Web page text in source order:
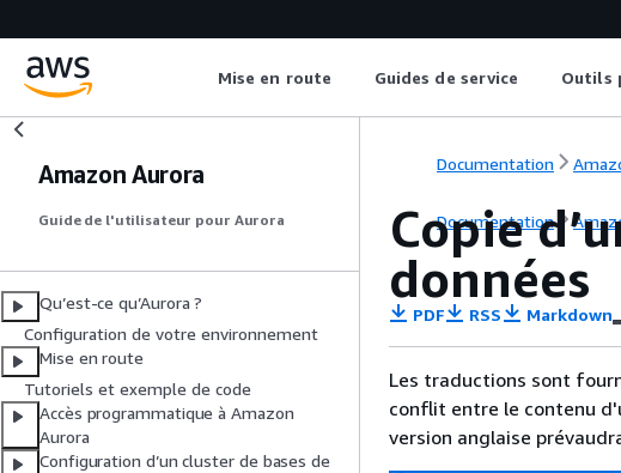
Mise en route Guides de service Outils
Amazon Aurora
Guide de l'utilisateur pour Aurora
Qu’est-ce qu’Aurora ?
Configuration de votre environnement
Mise en route
Tutoriels et exemple de code
Accès programmatique à Amazon
Aurora
Configuration d’un cluster de bases de
Documentation
Documentation
Copie
données
PDF RSS Markdown
Les traductions sont
conflit entre le contenu
version anglaise